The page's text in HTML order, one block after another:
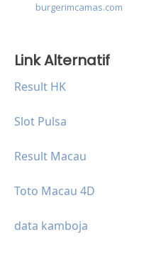
burgerimcamas.com
Link Alternatif
Result HK
Slot Pulsa
Result Macau
Toto Macau 4D
data kamboja